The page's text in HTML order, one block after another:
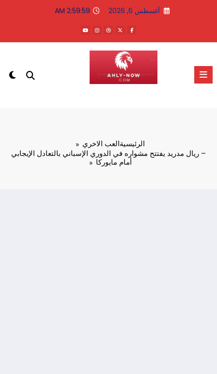
أغسطس 6, 2026 2:59:59 AM
الرئيسيةالعب الاخري
– ريال مدريد يفتتح مشواره في الدوري الإسباني بالتعادل الإيجابي
أمام مايوركا